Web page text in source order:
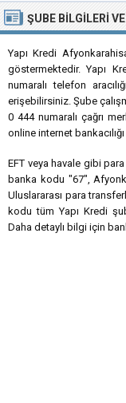
ŞUBE BILGILERI
Yapı Kredi
göstermektedir. Yapı
numaralı telefon
erişebilirsiniz. Şube
0 444 numaralı çağrı
online internet
EFT veya havale gibi
banka kodu "67",
Uluslararası para
kodu tüm Yapı Kredi
Daha detaylı bilgi için